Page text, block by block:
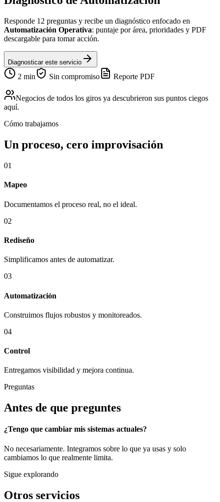
Responde 12 preguntas y recibe un diagnóstico enfocado en
Automatización Operativa: puntaje por área, prioridades y PDF
descargable para tomar acción.
Diagnosticar este servicio
2 min Sin compromiso Reporte PDF
Negocios de todos los giros ya descubrieron sus puntos ciegos
aquí.
Cómo trabajamos
Un proceso, cero improvisación
01
Mapeo
Documentamos el proceso real, no el ideal.
02
Rediseño
Simplificamos antes de automatizar.
03
Automatización
Construimos flujos robustos y monitoreados.
04
Control
Entregamos visibilidad y mejora continua.
Preguntas
Antes de que preguntes
¿Tengo que cambiar mis sistemas actuales?
No necesariamente. Integramos sobre lo que ya usas y solo
cambiamos lo que realmente limita.
Sigue explorando
Otros servicios